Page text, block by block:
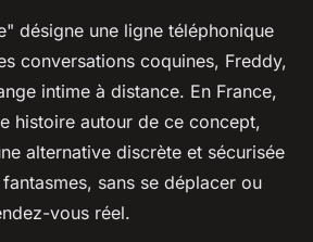
désigne une ligne téléphonique
conversations coquines, Freddy,
intime à distance. En France,
histoire autour de ce concept,
alternative discrète et sécurisée
sans se déplacer ou
vous réel.